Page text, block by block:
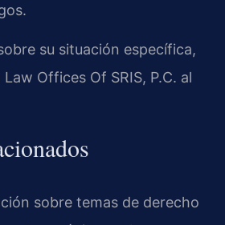
su situación específica,
Offices Of SRIS, P.C. al
sobre temas de derecho